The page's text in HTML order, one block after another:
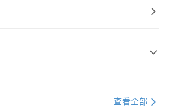
查看全部